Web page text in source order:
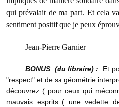
qui prévalait de ma part. Et cela
sentiment positif que je peux
Jean-Pierre Garnier
BONUS (du libraire) : Et
"respect" et de sa géométrie
découvrez ( pour ceux qui
mauvais esprits ( une vedette